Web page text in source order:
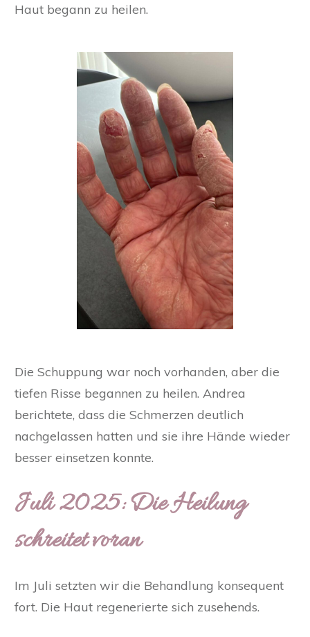
Haut begann zu heilen.
Die Schuppung war noch vorhanden, aber die
tiefen Risse begannen zu heilen. Andrea
berichtete, dass die Schmerzen deutlich
nachgelassen hatten und sie ihre Hände wieder
besser einsetzen konnte.
Juli 2025: Die Heilung
schreitet voran
Im Juli setzten wir die Behandlung konsequent
fort. Die Haut regenerierte sich zusehends.